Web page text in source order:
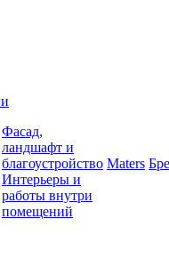
Фасад,
ландшафт и
благоустройство
Интерьеры и
работы внутри
помещений
Maters